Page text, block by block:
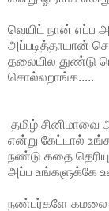
வெயிட் நான் எப்ப
அப்படித்தாயான்
தலையில துண்டு
சொல்லறாங்க.....
தமிழ் சினிமாவை
என்று கேட்டால்
நண்டு கதை
அப்ப உங்களுக்கே
நண்பர்களே கமலை